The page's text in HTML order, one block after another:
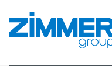
Démarrage Qui